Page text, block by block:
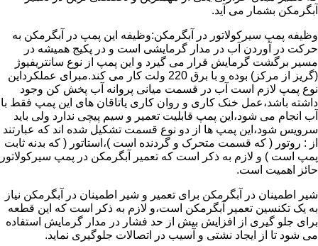
آبگرمکن بشمار می آید.
وظیفه پمپ سیرکولاتور در آبگرمکن:وظیفه این پمپ در آبگرمکن به
حرکت در آوردن آب در مدار گرمایشی است و در پکیج همیشه در
مسیر برگشت گرمایش قرار می گیرد و این پمپ از نوع سانتریفیوژ
(گریز از مرکز) بوده و با برق 220 ولت کار می کند.مبرای عملکرداین
نوع پمپ لازم است آب در قسمت میانی پروانه آب پخش کن وجود
داشته باشد،عمل خنک کاری و روان کاری یاتاقان های این پمپ فقط با
آب انجام می شود،این پمپ قابلیت تعمیر و سیم پیچی ندارد ولی باید
سرویس شود،این پمپ ها از دو نوع قسمت تشکیل شده اند که عبارتند
از : روتور ( که قسمت متحرک و گردنده است )،استاتور ( که بدنه ثابت
پمپ است ) و لازم به ذکر است که تعمیر آبگرمکن در پمپ سیرکولاتور
حائز اهمیت است.
شیر اطمینان در آبگرمکن برای تعمیر و شیر اطمینان در آبگرمکن نیاز
به یک تکنسین تعمیر آبگرمکن است،و لازم به ذکر است که این قطعه
برای جلو گیری از افزایش بیش از حد فشار در مدار گرمایش استفاده
می شود تا از ایجاد نشتی و آسیب در اتصالات جلوگیری نماید.